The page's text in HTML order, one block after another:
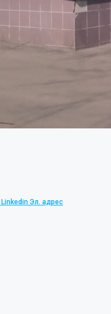
Linkedin Эл. адрес